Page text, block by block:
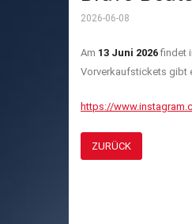
2026-06-08
Am 13 Juni 2026findet
Vorverkaufstickets gibt
https://
ZURÜCK